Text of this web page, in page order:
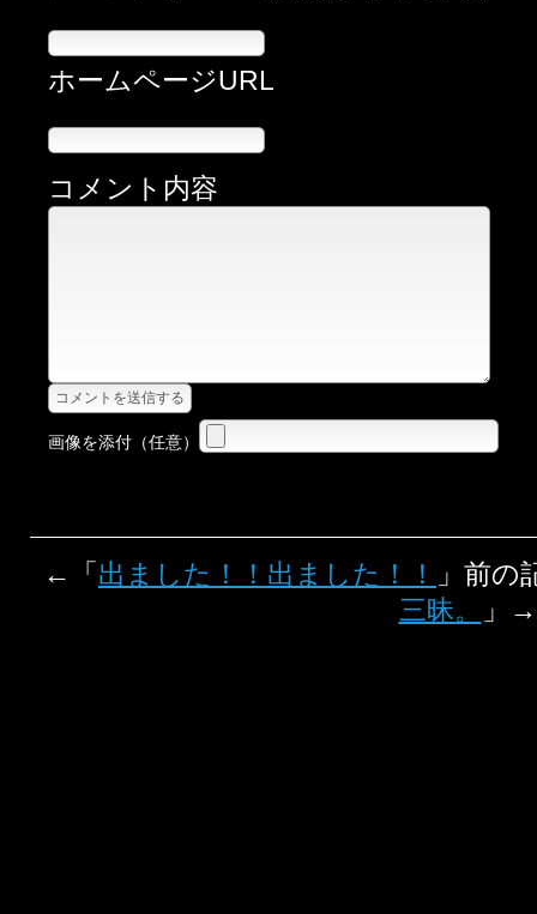
ホームページURL
コメント内容
画像を添付（任意）
←「出ました！！出ました！！
」前
三昧。
」→